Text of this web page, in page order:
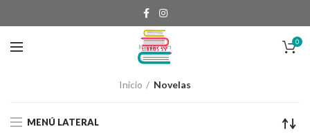
0
Inicio Novelas
MENÚ LATERAL